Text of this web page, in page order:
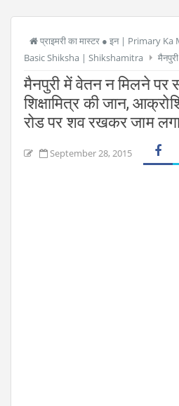
प्राइमरी का मास्टर ● इन | Primary
Basic Shiksha | Shikshamitra
मैनपुरी
मैनपुरी में वेतन न मिलने पर
शिक्षामित्र की जान,
रोड पर शव रखकर जाम
September 28, 2015